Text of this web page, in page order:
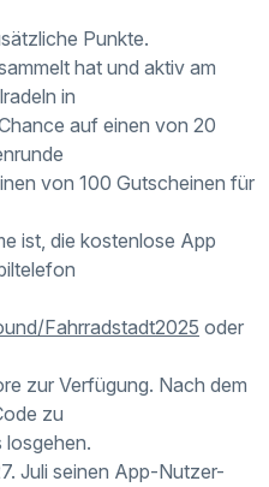
Punkte.
hat und aktiv am
in
auf einen von 20
von 100 Gutscheinen für
ist, die kostenlose App
Fahrradstadt2025 oder
zur Verfügung. Nach dem
zu
losgehen.
Juli seinen App-Nutzer-